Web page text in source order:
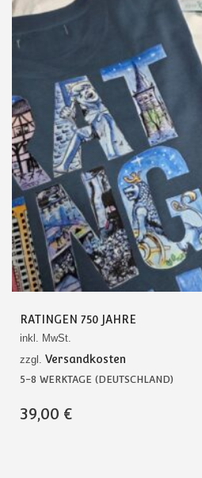
RATINGEN 750 JAHRE
inkl. MwSt.
zzgl. Versandkosten
5-8 WERKTAGE (DEUTSCHLAND)
PRODUKT
39,00 €